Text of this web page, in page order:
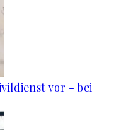
vor - bei